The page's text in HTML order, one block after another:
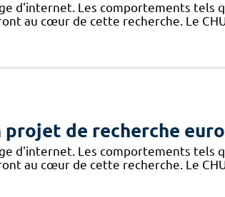
d'internet. Les comportements tels
au cœur de cette recherche. Le
projet de recherche
d'internet. Les comportements tels
au cœur de cette recherche. Le